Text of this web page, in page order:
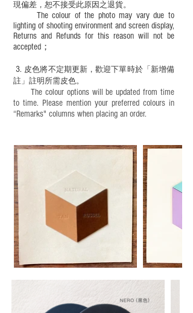
現偏差，恕不接受此原因之退貨。
The colour of the photo may vary due to
lighting of shooting environment and screen display,
Returns and Refunds for this reason will not be
accepted；
3. 皮色將不定期更新，歡迎下單時於「新增備
註」註明 所需皮色。
The colour options will be updated from time
to time. Please mention your preferred colours in
“Remarks" columns when placing an order.